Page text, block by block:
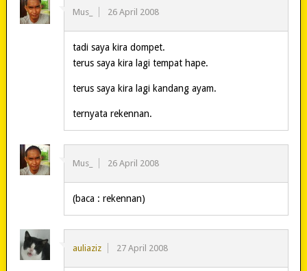
Mus_ 26 April 2008
tadi saya kira dompet.
terus saya kira lagi tempat hape.
terus saya kira lagi kandang ayam.
ternyata rekennan.
Mus_ 26 April 2008
(baca : rekennan)
auliaziz 27 April 2008